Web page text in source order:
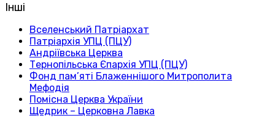
Інші
Вселенський Патріархат
Патріархія УПЦ (ПЦУ)
Андріївська Церква
Тернопільська Єпархія УПЦ (ПЦУ)
Фонд пам’яті Блаженнішого Митрополита
Мефодія
Помісна Церква України
Щедрик – Церковна Лавка